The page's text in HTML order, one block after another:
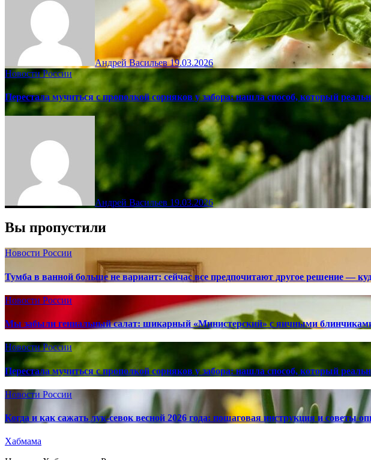
Андрей Васильев19.03.2026
Новости России
Перестала мучиться с прополкой сорняков у забора: нашла способ, который
Андрей Васильев 19.03.2026
Вы пропустили
Новости России
Тумба в ванной больше не вариант: сейчас все предпочитают другое решение —
Новости России
Мы забыли гениальный салат: шикарный «Министерский» с яичными
Новости России
Перестала мучиться с прополкой сорняков у забора: нашла способ, который
Новости России
Когда и как сажать лук-севок весной 2026 года: пошаговая инструкция и советы
Хабмама